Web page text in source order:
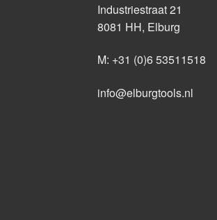
Industriestraat 21
8081 HH, Elburg
M: +31 (0)6 53511518
info@elburgtools.nl